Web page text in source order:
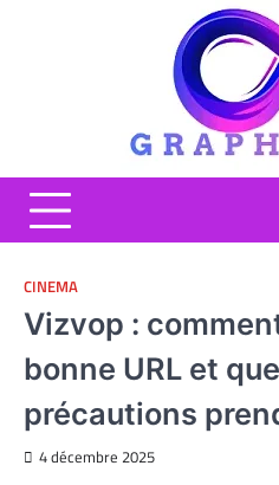
CINEMA
Vizvop :
bonne URL et
précautions
4 décembre 2025